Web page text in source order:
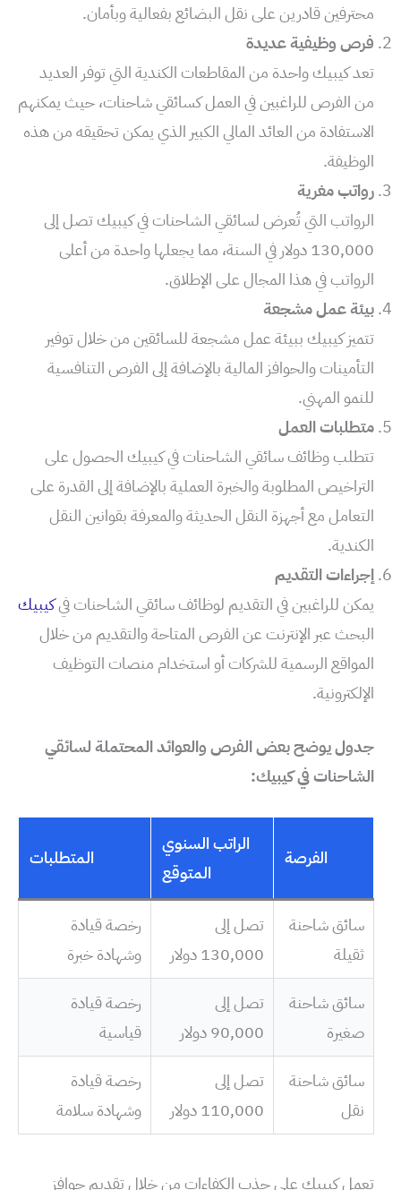
محترفين قادرين على نقل البضائع بفعالية وبأمان.
فرص وظيفية عديدة
تعد كيبيك واحدة من المقاطعات الكندية التي توفر العديد
من الفرص للراغبين في العمل كسائقي شاحنات، حيث يمكنهم
الاستفادة من العائد المالي الكبير الذي يمكن تحقيقه من هذه
الوظيفة.
رواتب مغرية
الرواتب التي تُعرض لسائقي الشاحنات في كيبيك تصل إلى
130,000 دولار في السنة، مما يجعلها واحدة من أعلى
الرواتب في هذا المجال على الإطلاق.
بيئة عمل مشجعة
تتميز كيبيك ببيئة عمل مشجعة للسائقين من خلال توفير
التأمينات والحوافز المالية بالإضافة إلى الفرص التنافسية
للنمو المهني.
متطلبات العمل
تتطلب وظائف سائقي الشاحنات في كيبيك الحصول على
التراخيص المطلوبة والخبرة العملية بالإضافة إلى القدرة على
التعامل مع أجهزة النقل الحديثة والمعرفة بقوانين النقل
الكندية.
إجراءات التقديم
يمكن للراغبين في التقديم لوظائف سائقي الشاحنات فيكيبيك
البحث عبر الإنترنت عن الفرص المتاحة والتقديم من خلال
المواقع الرسمية للشركات أو استخدام منصات التوظيف
الإلكترونية.
جدول يوضح بعض الفرص والعوائد المحتملة لسائقي
الشاحنات في كيبيك:
الفرصة
الراتب السنوي
المتوقع
المتطلبات
سائق شاحنة
ثقيلة
تصل إلى
130,000 دولار
رخصة قيادة
وشهادة خبرة
سائق شاحنة
صغيرة
تصل إلى
90,000 دولار
رخصة قيادة
قياسية
سائق شاحنة
نقل
تصل إلى
110,000 دولار
رخصة قيادة
وشهادة سلامة
تعمل كيبيك على جذب الكفاءات من خلال تقديم حوافز